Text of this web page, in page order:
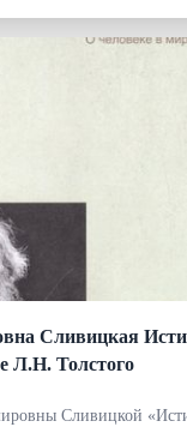
Сливицкая
Л.Н. Толстого
Сливицкой